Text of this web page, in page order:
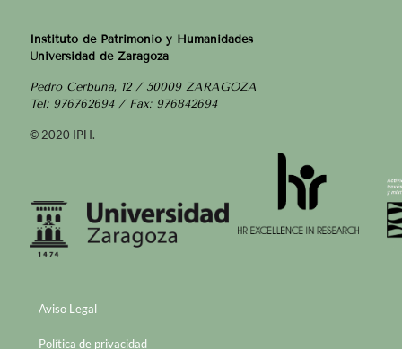
Instituto de Patrimonio y Humanidades
Universidad de Zaragoza
Pedro Cerbuna, 12 / 50009 ZARAGOZA
Tel: 976762694 / Fax: 976842694
© 2020 IPH.
Aviso Legal
Política de privacidad